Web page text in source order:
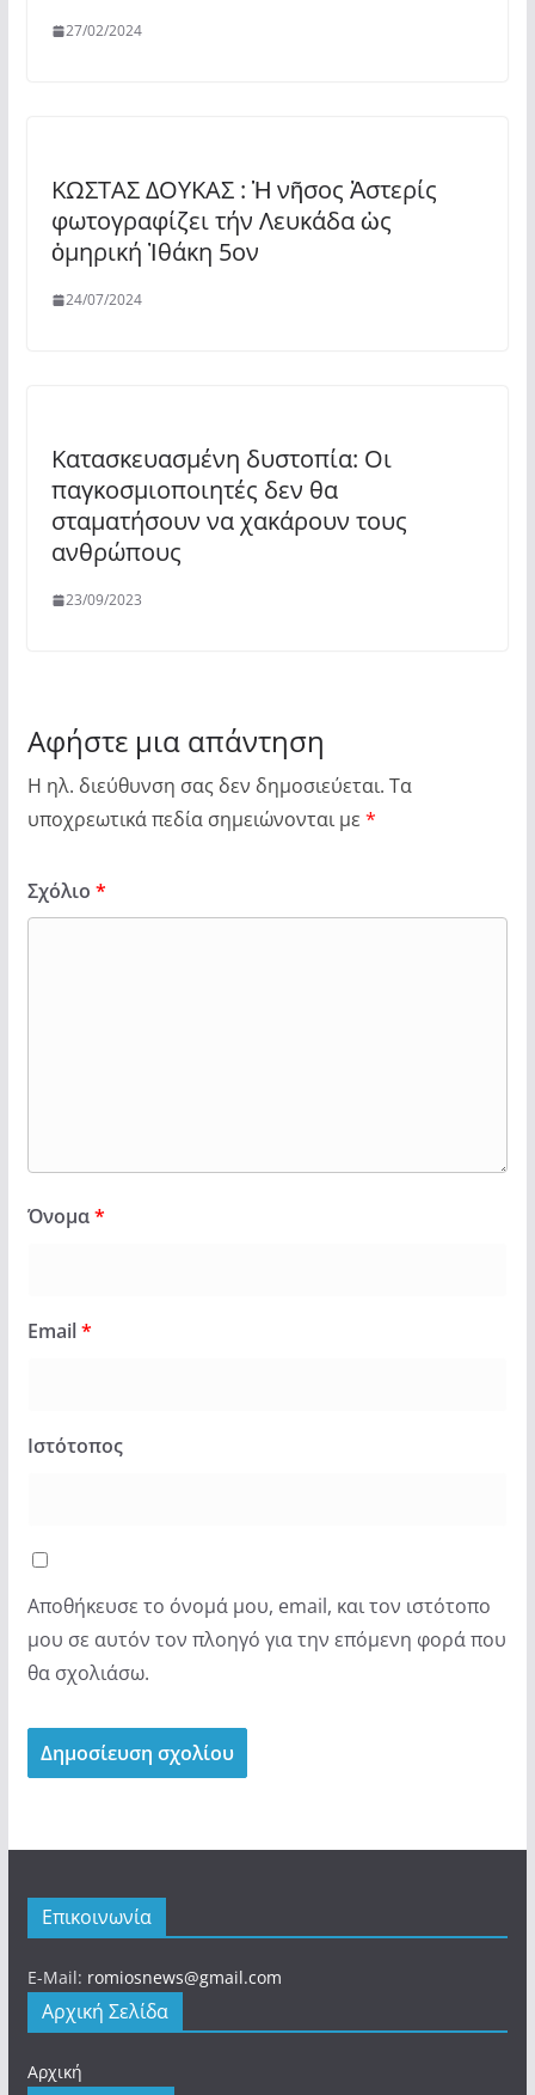
27/02/2024
ΚΩΣΤΑΣ ΔΟΥΚΑΣ : Ἡ νῆσος Ἀστερίς
φωτογραφίζει τήν Λευκάδα ὡς
ὁμηρική Ἰθάκη 5ον
24/07/2024
Κατασκευασμένη δυστοπία: Οι
παγκοσμιοποιητές δεν θα
σταματήσουν να χακάρουν τους
ανθρώπους
23/09/2023
Αφήστε μια απάντηση
Η ηλ. διεύθυνση σας δεν δημοσιεύεται. Τα
υποχρεωτικά πεδία σημειώνονται με *
Σχόλιο *
Όνομα*
Email*
Ιστότοπος
Αποθήκευσε το όνομά μου, email, και τον ιστότοπο
μου σε αυτόν τον πλοηγό για την επόμενη φορά που
θα σχολιάσω.
Επικοινωνία
E-Mail: romiosnews@gmail.com
Αρχική Σελίδα
Αρχική